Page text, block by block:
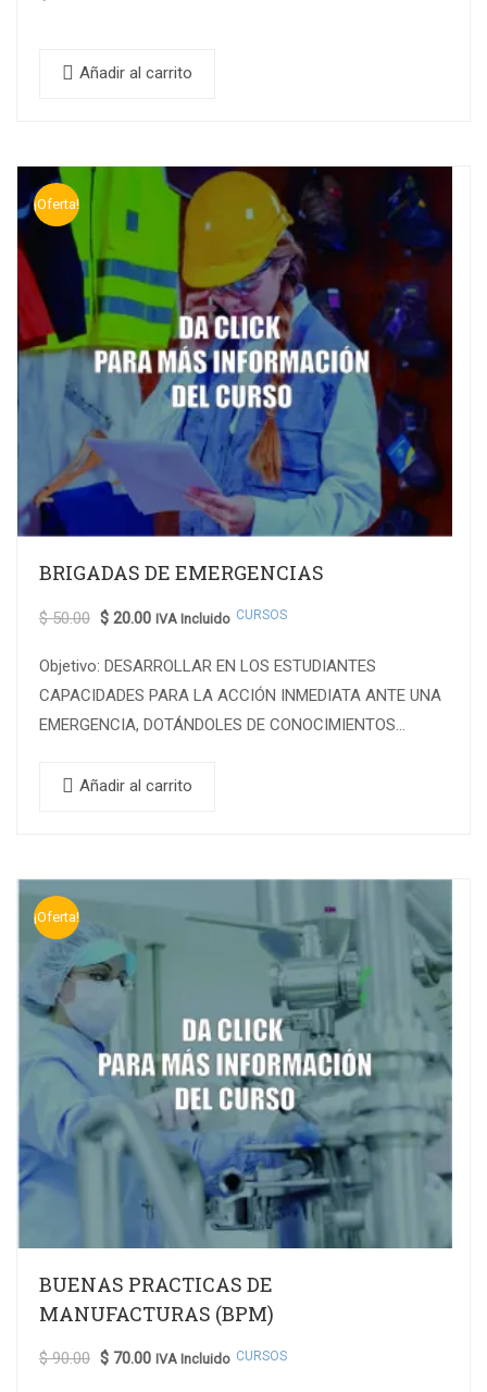
Añadir al carrito
¡Oferta!
BRIGADAS DE EMERGENCIAS
$50.00 $ 20.00 IVA Incluido CURSOS
Objetivo: DESARROLLAR EN LOS ESTUDIANTES
CAPACIDADES PARA LA ACCIÓN INMEDIATA ANTE UNA
EMERGENCIA, DOTÁNDOLES DE CONOCIMIENTOS
GENERAL DE BRIGADAS DE EMERGENCIA DE…
Añadir al carrito
¡Oferta!
BUENAS PRACTICAS DE
MANUFACTURAS (BPM)
$90.00 $ 70.00 IVA Incluido CURSOS